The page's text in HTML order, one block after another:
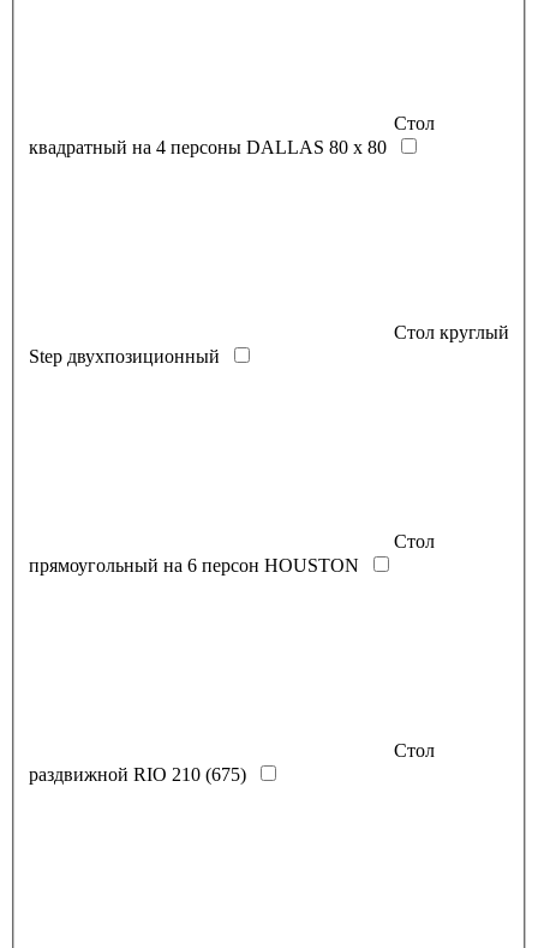
Стол
квадратный на 4 персоны DALLAS 80 x 80
Стол круглый
Step двухпозиционный
Стол
прямоугольный на 6 персон HOUSTON
Стол
раздвижной RIO 210 (675)